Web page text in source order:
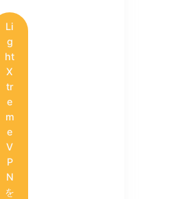
Li
g
ht
X
tr
e
m
e
V
P
N
を